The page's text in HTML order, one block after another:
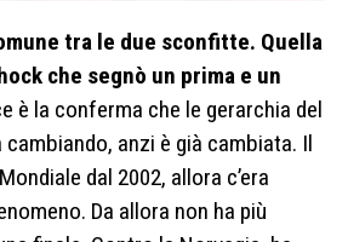
tra le due sconfitte. Quella
che segnò un prima e un
è la conferma che le gerarchia del
anzi è già cambiata. Il
dal 2002, allora c’era
Da allora non ha più